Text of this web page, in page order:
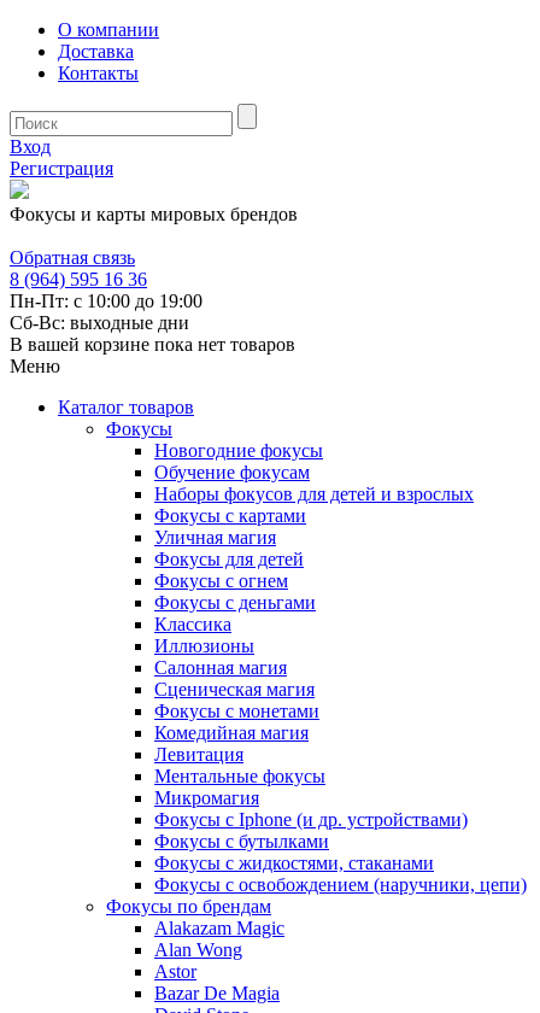
О компании
Доставка
Контакты
Вход
Регистрация
Фокусы и карты мировых брендов
Обратная связь
8 (964) 595 16 36
Пн-Пт: с 10:00 до 19:00
Сб-Вс: выходные дни
В вашей корзине пока нет товаров
Меню
Каталог товаров
Фокусы
Новогодние фокусы
Обучение фокусам
Наборы фокусов для детей и взрослых
Фокусы с картами
Уличная магия
Фокусы для детей
Фокусы с огнем
Фокусы с деньгами
Классика
Иллюзионы
Салонная магия
Сценическая магия
Фокусы с монетами
Комедийная магия
Левитация
Ментальные фокусы
Микромагия
Фокусы с Iphone (и др. устройствами)
Фокусы с бутылками
Фокусы с жидкостями, стаканами
Фокусы с освобождением (наручники, цепи)
Фокусы по брендам
Alakazam Magic
Alan Wong
Astor
Bazar De Magia